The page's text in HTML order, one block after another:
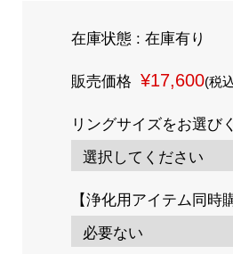
在庫状態 : 在庫有り
販売価格 ¥17,600(税
リングサイズをお選び
【浄化用アイテム同時